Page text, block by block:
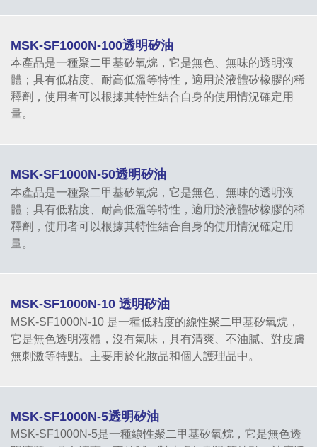
MSK-SF1000N-100透明矽油
本產品是一種聚二甲基矽氧烷，它是無色、無味的透明液
體；具有低粘度、耐高低溫等特性，適用於液體矽橡膠的稀
釋劑，使用者可以根據其特性結合自身的使用情況確定用
量。
MSK-SF1000N-50透明矽油
本產品是一種聚二甲基矽氧烷，它是無色、無味的透明液
體；具有低粘度、耐高低溫等特性，適用於液體矽橡膠的稀
釋劑，使用者可以根據其特性結合自身的使用情況確定用
量。
MSK-SF1000N-10 透明矽油
MSK-SF1000N-10 是一種低粘度的線性聚二甲基矽氧烷，
它是無色透明液體，沒有氣味，具有清爽、不油膩、對皮膚
無刺激等特點。主要用於化妝品和個人護理品中。
MSK-SF1000N-5透明矽油
MSK-SF1000N-5是一種線性聚二甲基矽氧烷，它是無色透